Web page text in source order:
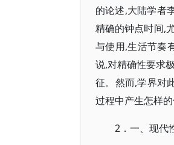
的论述,大陆学者
精确的钟点时间,
与使用,生活节奏
说,对精确性要求
征。然而,学界对
过程中产生怎样
2．一、现代